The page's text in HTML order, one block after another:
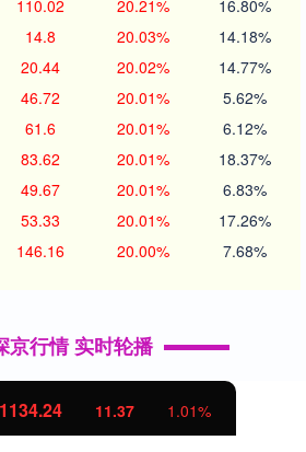
110.02 20.21% 16.80%
14.8 20.03% 14.18%
20.44 20.02% 14.77%
46.72 20.01% 5.62%
61.6 20.01% 6.12%
83.62 20.01% 18.37%
49.67 20.01% 6.83%
53.33 20.01% 17.26%
146.16 20.00% 7.68%
京行情 实时轮播
1134.24 11.37 1.01%